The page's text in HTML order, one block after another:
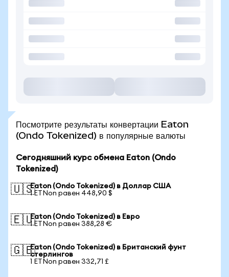
Посмотрите результаты конвертации Eaton
(Ondo Tokenized) в популярные валюты
Сегодняшний курс обмена Eaton (Ondo
Tokenized)
🇺🇸Eaton (Ondo Tokenized) в Доллар США
1 ETNon равен 448,90 $
🇪🇺Eaton (Ondo Tokenized) в Евро
1 ETNon равен 388,28 €
🇬🇧Eaton (Ondo Tokenized) в Британский фунт
стерлингов
1 ETNon равен 332,71 £